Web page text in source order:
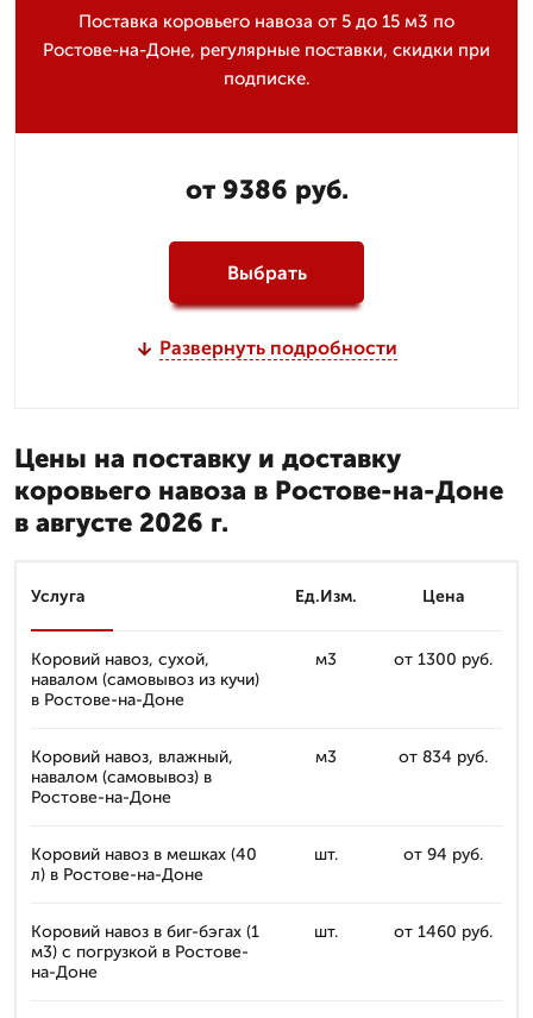
Поставка коровьего навоза от 5 до 15 м3 по
Ростове-на-Доне, регулярные поставки, скидки при
подписке.
от 9386 руб.
Выбрать
Развернуть подробности
Цены на поставку и доставку
коровьего навоза в Ростове-на-Доне
в августе 2026 г.
Услуга Ед.Изм. Цена
Коровий навоз, сухой,
навалом (самовывоз из кучи)
в Ростове-на-Доне
м3 от 1300 руб.
Коровий навоз, влажный,
навалом (самовывоз) в
Ростове-на-Доне
м3 от 834 руб.
Коровий навоз в мешках (40
л) в Ростове-на-Доне
шт. от 94 руб.
Коровий навоз в биг-бэгах (1
м3) с погрузкой в Ростове-
на-Доне
шт. от 1460 руб.